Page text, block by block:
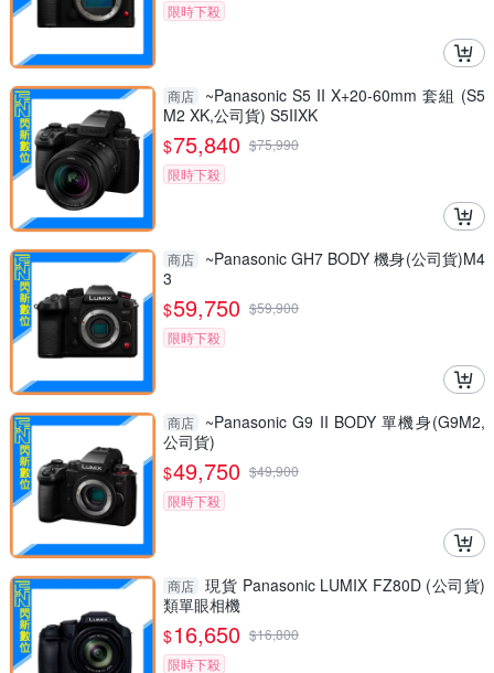
限時下殺
商店
~Panasonic S5 II X+20-60mm 套組 (S5
M2 XK,公司貨) S5IIXK
$75,840 $75,990
限時下殺
商店
~Panasonic GH7 BODY 機身(公司貨)M4
3
$59,750 $59,900
限時下殺
商店
~Panasonic G9 II BODY 單機身(G9M2,
公司貨)
$49,750 $49,900
限時下殺
商店 現貨 Panasonic LUMIX FZ80D (公司貨)
類單眼相機
$16,650 $16,800
限時下殺